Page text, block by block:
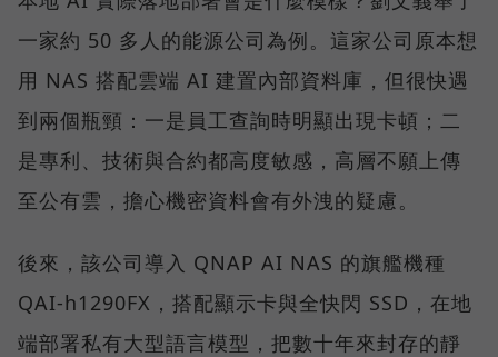
一家約 50 多人的能源公司為例。這家公司原本想
用 NAS 搭配雲端 AI 建置內部資料庫，但很快遇
到兩個瓶頸：一是員工查詢時明顯出現卡頓；二
是專利、技術與合約都高度敏感，高層不願上傳
至公有雲，擔心機密資料會有外洩的疑慮。
後來，該公司導入 QNAP AI NAS 的旗艦機種
QAI-h1290FX，搭配顯示卡與全快閃 SSD，在地
端部署私有大型語言模型，把數十年來封存的靜